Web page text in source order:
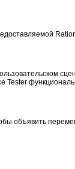
объявить